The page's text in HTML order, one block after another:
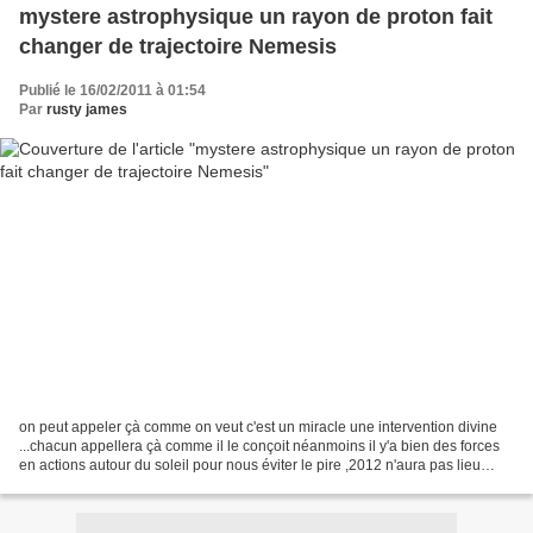
mystere astrophysique un rayon de proton fait
changer de trajectoire Nemesis
Publié le 16/02/2011 à 01:54
Par rusty james
on peut appeler çà comme on veut c'est un miracle une intervention divine
...chacun appellera çà comme il le conçoit néanmoins il y'a bien des forces
en actions autour du soleil pour nous éviter le pire ,2012 n'aura pas lieu